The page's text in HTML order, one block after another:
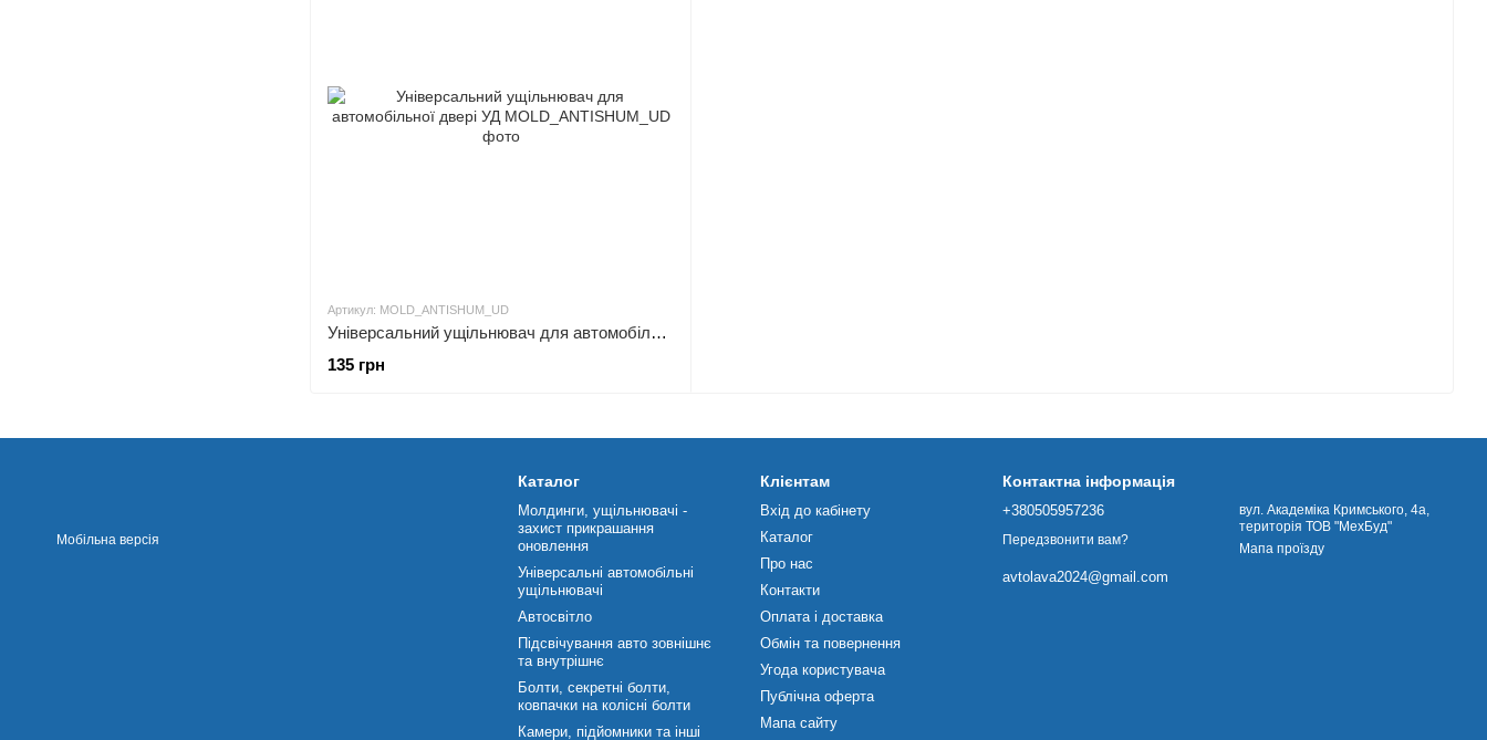
Артикул: MOLD_ANTISHUM_UD
Універсальний ущільнювач для автомобільної двері УД
135 грн
Мобільна версія
Каталог
Молдинги, ущільнювачі -
захист прикрашання
оновлення
Універсальні автомобільні
ущільнювачі
Автосвітло
Підсвічування авто зовнішнє
та внутрішнє
Болти, секретні болти,
ковпачки на колісні болти
Камери, підйомники та інші
Клієнтам
Вхід до кабінету
Каталог
Про нас
Контакти
Оплата і доставка
Обмін та повернення
Угода користувача
Публічна оферта
Мапа сайту
Контактна інформація
+380505957236
Передзвонити вам?
avtolava2024@gmail.com
вул. Академіка Кримського, 4а,
територія ТОВ "МехБуд"
Мапа проїзду